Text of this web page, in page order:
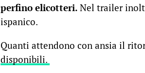
perfino elicotteri. Nel trailer
ispanico.
Quanti attendono con ansia il
disponibili.